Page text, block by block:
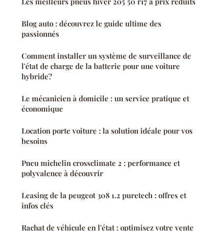
Blog auto : découvrez le guide ultime des
passionnés
Comment installer un système de surveillance de
l'état de charge de la batterie pour une voiture
hybride?
Le mécanicien à domicile : un service pratique et
économique
Location porte voiture : la solution idéale pour vos
besoins
Pneu michelin crossclimate 2 : performance et
polyvalence à découvrir
Leasing de la peugeot 308 1.2 puretech : offres et
infos clés
Rachat de véhicule en l'état : optimisez votre vente